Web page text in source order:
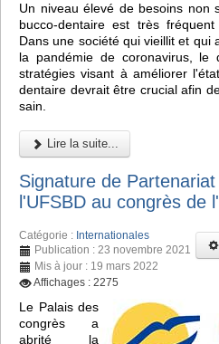
Un niveau élevé de besoins non
bucco-dentaire est très
Dans une société qui vieillit et qui
la pandémie de coronavirus, le
stratégies visant à améliorer
dentaire devrait être crucial afin
sain.
Lire la suite...
Signature de
l'UFSBD au congrès de
Catégorie : Internationales
Publication : 23 novembre 2021
Mis à jour : 19 mars 2022
Affichages : 2275
Le Palais des
congrès a
abrité la